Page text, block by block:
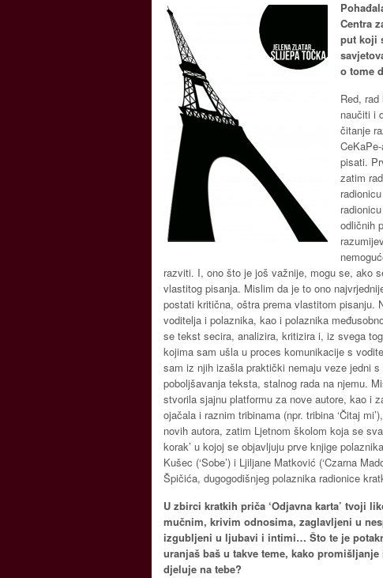
Centra
put koji
o tome
Red,
naučiti i
čitanje
pisati.
zatim
odličnih
razviti. I, ono što je još važnije, mogu se, ako
vlastitog pisanja. Mislim da je to ono
postati kritična, oštra prema vlastitom pisanju.
voditelja i polaznika, kao i polaznika
se tekst secira, analizira, kritizira i, iz svega
kojima sam ušla u proces komunikacije s
sam iz njih izašla praktički nemaju veze jedni
poboljšavanja teksta, stalnog rada na njemu.
stvorila sjajnu platformu za nove autore, kao i
ojačala i raznim tribinama (npr. tribina ‘Čitaj
novih autora, zatim Ljetnom školom koja se
korak’ u kojoj se objavljuju prve knjige
Kušec (‘Sobe’) i Ljiljane Matković (‘Czarna
Špičića, dugogodišnjeg polaznika radionice
U zbirci kratkih priča ‘Odjavna karta’ tvoji
mučnim, krivim odnosima, zaglavljeni u
izgubljeni u ljubavi i intimi… Što te je
uranjaš baš u takve teme, kako
djeluje na tebe?